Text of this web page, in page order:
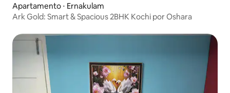
Apartamento ⋅ Ernakulam
Ark Gold: Smart & Spacious 2BHK Kochi por Oshara